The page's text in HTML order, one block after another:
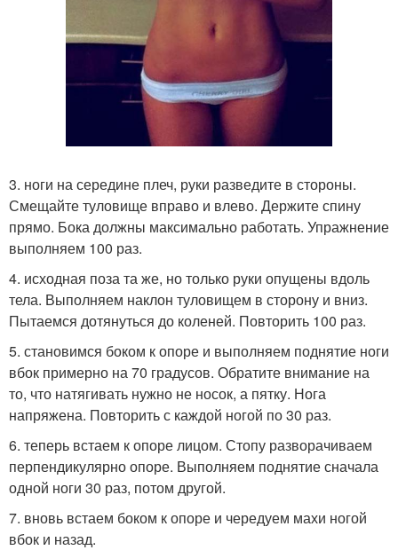
3. ноги на середине плеч, руки разведите в стороны.
Смещайте туловище вправо и влево. Держите спину
прямо. Бока должны максимально работать. Упражнение
выполняем 100 раз.
4. исходная поза та же, но только руки опущены вдоль
тела. Выполняем наклон туловищем в сторону и вниз.
Пытаемся дотянуться до коленей. Повторить 100 раз.
5. становимся боком к опоре и выполняем поднятие ноги
вбок примерно на 70 градусов. Обратите внимание на
то, что натягивать нужно не носок, а пятку. Нога
напряжена. Повторить с каждой ногой по 30 раз.
6. теперь встаем к опоре лицом. Стопу разворачиваем
перпендикулярно опоре. Выполняем поднятие сначала
одной ноги 30 раз, потом другой.
7. вновь встаем боком к опоре и чередуем махи ногой
вбок и назад.